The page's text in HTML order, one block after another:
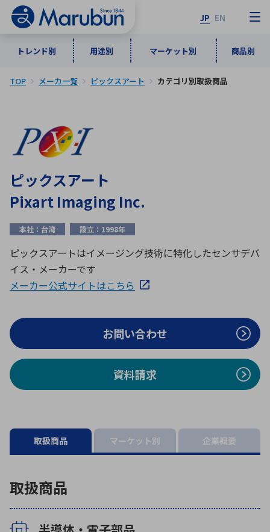
JP EN
トレンド別 用途別 マーケット別 商品別
トレンド別
インダストリアルDXソリューション
5G・Local 5G
ワイヤレス給電
ロボティクス（AI）
データセンタ・クラウド
ミリ波レーダー
ブログ｜ここから始まる最新技術
用途別
通信・ネットワーク
監視・セキュリティ
計測・検出
品質管理・検査
接着・接合
製品製造・加工
レーダ・衛星通信
マーケット別
自動車
民生
商品別
半導体・電子部品
ICTソリューション
レーザー・光学部品 組込コンピュータ
メーカ一覧
50音順
な行
は行
ら行
わ行
アルファベット順
B
M
N O
P
U
V W
X
TOP メーカ一覧 ピックスアート カテゴリ別取扱商品
ピックスアート
Pixart Imaging Inc.
本社：台湾 設立：1998年
ピックスアートはイメージング技術に特化したセンサデバ
イス・メーカーです
メーカー公式サイトはこちら
お問い合わせ
資料請求
取扱商品 マーケット別 企業概要
取扱商品